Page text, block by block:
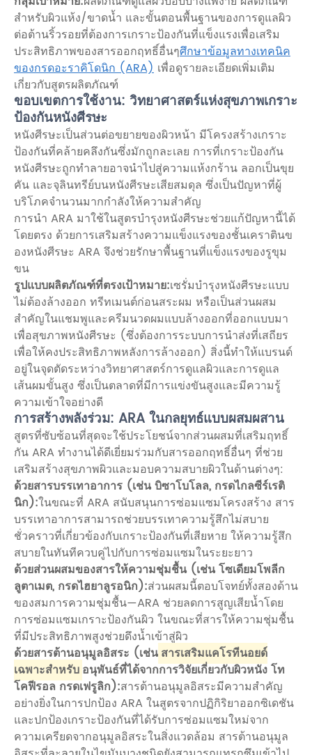
สำหรับผิวแห้ง/ขาดน้ำ และขั้นตอนพื้นฐานของการดูแลผิว
ต่อต้านริ้วรอยที่ต้องการเกราะป้องกันที่แข็งแรงเพื่อเสริม
ประสิทธิภาพของสารออกฤทธิ์อื่นๆศึกษาข้อมูลทางเทคนิค
ของกรดอะราคิโดนิก (ARA) เพื่อดูรายละเอียดเพิ่มเติม
เกี่ยวกับสูตรผลิตภัณฑ์
ขอบเขตการใช้งาน: วิทยาศาสตร์แห่งสุขภาพเกราะ
ป้องกันหนังศีรษะ
หนังศีรษะเป็นส่วนต่อขยายของผิวหน้า มีโครงสร้างเกราะ
ป้องกันที่คล้ายคลึงกันซึ่งมักถูกละเลย การที่เกราะป้องกัน
หนังศีรษะถูกทำลายอาจนำไปสู่ความแห้งกร้าน ลอกเป็นขุย
คัน และจุลินทรีย์บนหนังศีรษะเสียสมดุล ซึ่งเป็นปัญหาที่ผู้
บริโภคจำนวนมากกำลังให้ความสำคัญ
การนำ ARA มาใช้ในสูตรบำรุงหนังศีรษะช่วยแก้ปัญหานี้ได้
โดยตรง ด้วยการเสริมสร้างความแข็งแรงของชั้นเคราตินข
องหนังศีรษะ ARA จึงช่วยรักษาพื้นฐานที่แข็งแรงของรูขุม
ขน
รูปแบบผลิตภัณฑ์ที่ตรงเป้าหมาย:เซรั่มบำรุงหนังศีรษะแบบ
ไม่ต้องล้างออก ทรีทเมนต์ก่อนสระผม หรือเป็นส่วนผสม
สำคัญในแชมพูและครีมนวดผมแบบล้างออกที่ออกแบบมา
เพื่อสุขภาพหนังศีรษะ (ซึ่งต้องการระบบการนำส่งที่เสถียร
เพื่อให้คงประสิทธิภาพหลังการล้างออก) สิ่งนี้ทำให้แบรนด์
อยู่ในจุดตัดระหว่างวิทยาศาสตร์การดูแลผิวและการดูแล
เส้นผมขั้นสูง ซึ่งเป็นตลาดที่มีการแข่งขันสูงและมีความรู้
ความเข้าใจอย่างดี
การสร้างพลังร่วม: ARA ในกลยุทธ์แบบผสมผสาน
สูตรที่ซับซ้อนที่สุดจะใช้ประโยชน์จากส่วนผสมที่เสริมฤทธิ์
กัน ARA ทำงานได้ดีเยี่ยมร่วมกับสารออกฤทธิ์อื่นๆ ที่ช่วย
เสริมสร้างสุขภาพผิวและมอบความสบายผิวในด้านต่างๆ:
ด้วยสารบรรเทาอาการ (เช่น บิซาโบโลล, กรดไกลซีร์เรติ
นิก):ในขณะที่ ARA สนับสนุนการซ่อมแซมโครงสร้าง สาร
บรรเทาอาการสามารถช่วยบรรเทาความรู้สึกไม่สบาย
ชั่วคราวที่เกี่ยวข้องกับเกราะป้องกันที่เสียหาย ให้ความรู้สึก
สบายในทันทีควบคู่ไปกับการซ่อมแซมในระยะยาว
ด้วยส่วนผสมของสารให้ความชุ่มชื้น (เช่น โซเดียมโพลีก
ลูตาเมต, กรดไฮยาลูรอนิก):ส่วนผสมนี้ตอบโจทย์ทั้งสองด้าน
ของสมการความชุ่มชื้น—ARA ช่วยลดการสูญเสียน้ำโดย
การซ่อมแซมเกราะป้องกันผิว ในขณะที่สารให้ความชุ่มชื้น
ที่มีประสิทธิภาพสูงช่วยดึงน้ำเข้าสู่ผิว
ด้วยสารต้านอนุมูลอิสระ (เช่นสารเสริมแคโรทีนอยด์
เฉพาะสำหรับอนุพันธ์ที่ได้จากการวิจัยเกี่ยวกับผิวหนัง โท
โคฟีรอล กรดเฟรูลิก):สารต้านอนุมูลอิสระมีความสำคัญ
อย่างยิ่งในการปกป้อง ARA ในสูตรจากปฏิกิริยาออกซิเดชัน
และปกป้องเกราะป้องกันที่ได้รับการซ่อมแซมใหม่จาก
ความเครียดจากอนุมูลอิสระในสิ่งแวดล้อม สารต้านอนุมูล